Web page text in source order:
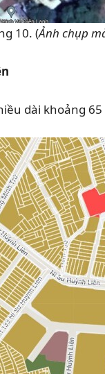
10. (Ảnh chụp
dài khoảng